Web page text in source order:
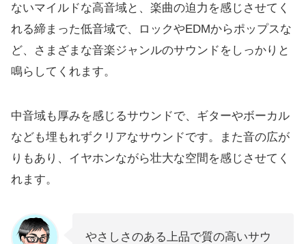
ないマイルドな高音域と、楽曲の迫力を感じさせてく
れる締まった低音域で、ロックやEDMからポップスな
ど、さまざまな音楽ジャンルのサウンドをしっかりと
鳴らしてくれます。
中音域も厚みを感じるサウンドで、ギターやボーカル
なども埋もれずクリアなサウンドです。また音の広が
りもあり、イヤホンながら壮大な空間を感じさせてく
れます。
やさしさのある上品で質の高いサウ